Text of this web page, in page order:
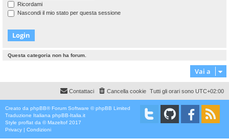
Ricordami
Nascondi il mio stato per questa sessione
Questa categoria non ha forum.
Vai a
Tutti gli orari sono UTC+02:00
Cancella cookie
Contattaci
Creato da phpBB® Forum Software © phpBB Limited
Traduzione Italiana phpBB-Italia.it
Style proflat da ©Mazeltof 2017
Privacy | Condizioni